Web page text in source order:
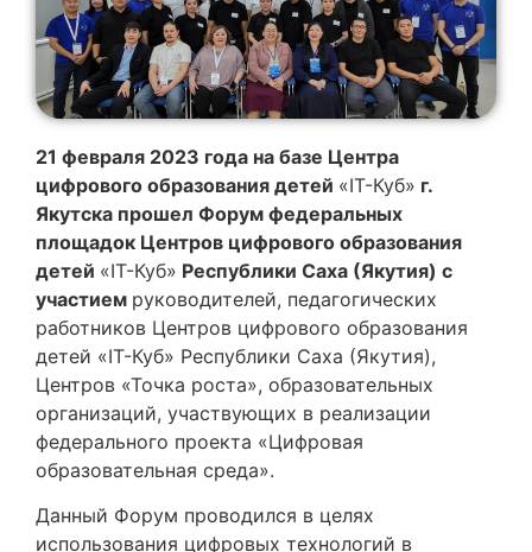
21 февраля 2023 года на базе Центра
цифрового образования детей «IT-Куб» г.
Якутска прошел Форум федеральных
площадок Центров цифрового образования
детей «IT-Куб» Республики Саха (Якутия) с
участием руководителей, педагогических
работников Центров цифрового образования
детей «IT-Куб» Республики Саха (Якутия),
Центров «Точка роста», образовательных
организаций, участвующих в реализации
федерального проекта «Цифровая
образовательная среда».
Данный Форум проводился в целях
использования цифровых технологий в